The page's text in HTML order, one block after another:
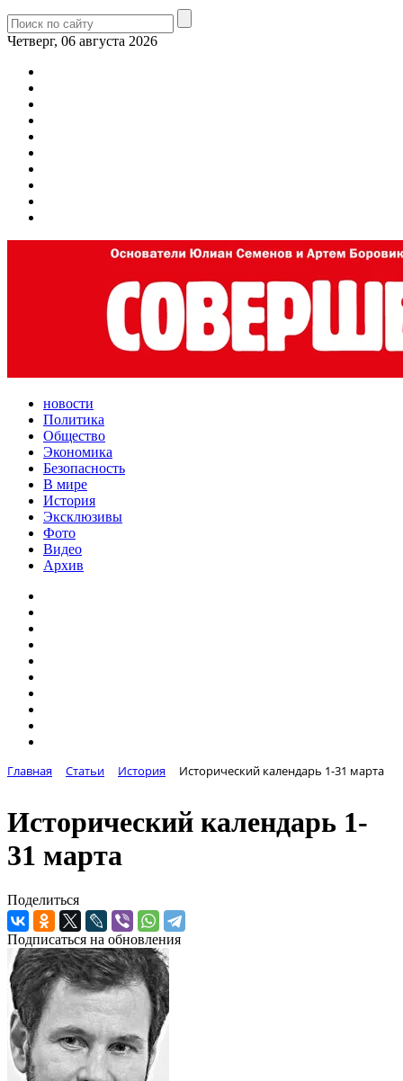
Четверг, 06 августа 2026
новости
Политика
Общество
Экономика
Безопасность
В мире
История
Эксклюзивы
Фото
Видео
Архив
Главная Статьи История Исторический календарь 1-31 марта
Исторический календарь 1-
31 марта
Поделиться
Подписаться на обновления